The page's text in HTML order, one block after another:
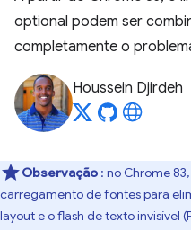
optional podem ser
completamente o
Houssein Djirdeh
Observação : no Chrome
carregamento de fontes para
layout e o flash de texto invisível